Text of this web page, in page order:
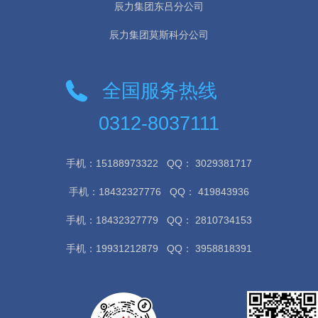
辰力集团东吕分公司
辰力集团莫斯科分公司
全国服务热线
0312-8037111
手机：15188973322 QQ： 3029381717
手机：18432327776 QQ： 419843936
手机：18432327779 QQ： 2810734153
手机：19931212879 QQ： 3958818391